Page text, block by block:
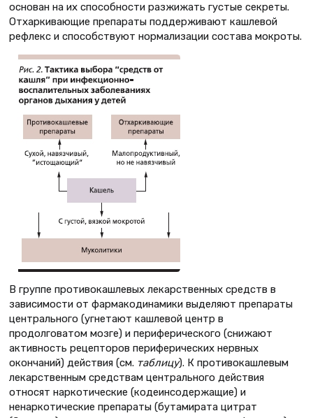
основан на их способности разжижать густые секреты.
Отхаркивающие препараты поддерживают кашлевой
рефлекс и способствуют нормализации состава мокроты.
В группе противокашлевых лекарственных средств в
зависимости от фармакодинамики выделяют препараты
центрального (угнетают кашлевой центр в
продолговатом мозге) и периферического (снижают
активность рецепторов периферических нервных
окончаний) действия (см. таблицу). К противокашлевым
лекарственным средствам центрального действия
относят наркотические (кодеинсодержащие) и
ненаркотические препараты (бутамирата цитрат